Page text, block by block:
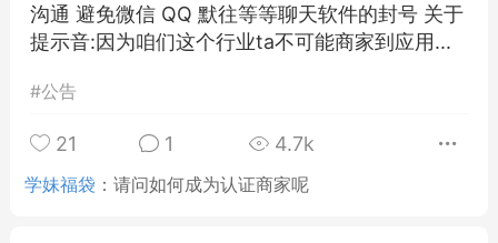
沟通 避免微信 QQ 默往等等聊天软件的封号 关于
提示音:因为咱们这个行业ta不可能商家到应用...
#公告
21 1 4.7k
学妹福袋 ：请问如何成为认证商家呢